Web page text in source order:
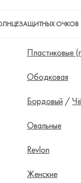
ОЧКОВ
Пластиковые
Ободковая
Бордовый /
Овальные
Revlon
Женские